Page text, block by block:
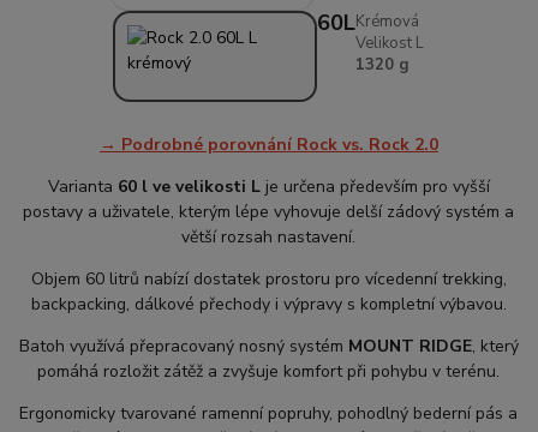
60LKrémová
Velikost L
1320 g
→ Podrobné porovnání Rock vs. Rock 2.0
Varianta 60 l ve velikosti Lje určena především pro vyšší
postavy a uživatele, kterým lépe vyhovuje delší zádový systém a
větší rozsah nastavení.
Objem 60 litrů nabízí dostatek prostoru pro vícedenní trekking,
backpacking, dálkové přechody i výpravy s kompletní výbavou.
Batoh využívá přepracovaný nosný systém MOUNT RIDGE, který
pomáhá rozložit zátěž a zvyšuje komfort při pohybu v terénu.
Ergonomicky tvarované ramenní popruhy, pohodlný bederní pás a